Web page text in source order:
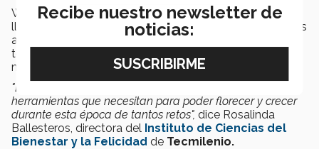
Wellbeing 360, organizado porTecmilenioantes
llamado Foro Felicidad 360, tiene como objetivo que los
asistentes virtuales
tengan
mantener un
estado emocional positivo.
"En Wellbeing 360 queremos brindarles a las personas
herramientas que necesitan para poder florecer y crecer
durante esta época de tantos retos", dice Rosalinda
Ballesteros, directora del Instituto de Ciencias del
Bienestar y la Felicidad de Tecmilenio.
Recibe nuestro newsletter de
noticias: